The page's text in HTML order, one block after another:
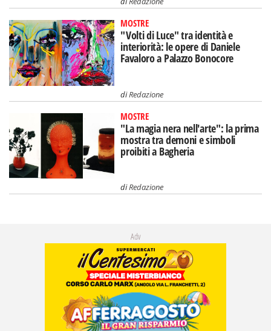
MOSTRE
"Volti di Luce" tra identità e
interiorità: le opere di Daniele
Favaloro a Palazzo Bonocore
diRedazione
MOSTRE
"La magia nera nell'arte": la prima
mostra tra demoni e simboli
proibiti a Bagheria
diRedazione
Adv